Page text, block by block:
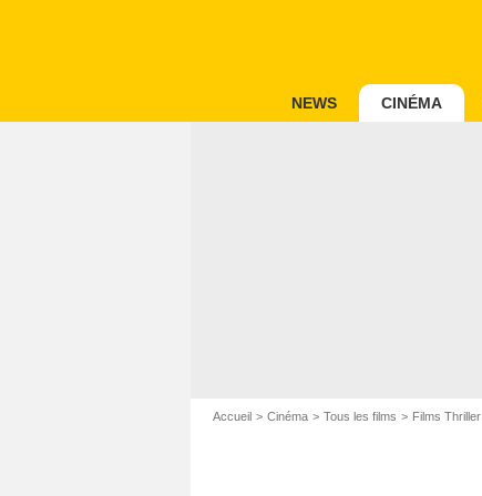
NEWS CINÉMA
Accueil Cinéma Tous les films Films Thriller